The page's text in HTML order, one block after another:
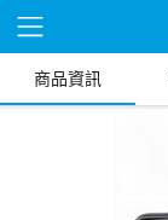
商品資訊